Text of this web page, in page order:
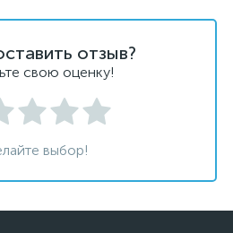
отзыв?
свою оценку!
выбор!